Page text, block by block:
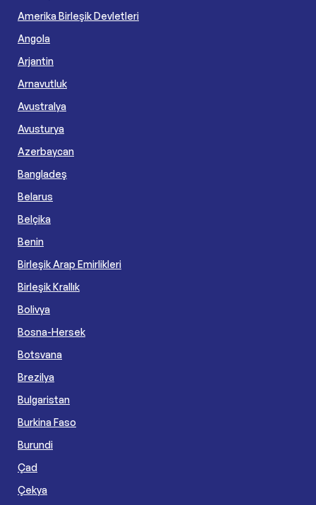
Amerika Birleşik Devletleri
Angola
Arjantin
Arnavutluk
Avustralya
Avusturya
Azerbaycan
Bangladeş
Belarus
Belçika
Benin
Birleşik Arap Emirlikleri
Birleşik Krallık
Bolivya
Bosna-Hersek
Botsvana
Brezilya
Bulgaristan
Burkina Faso
Burundi
Çad
Çekya